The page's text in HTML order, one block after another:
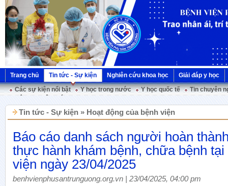
Trang chủ Tin tức - Sự kiện Nghiên cứu khoa học
Giải đáp y học
Các sự kiện nổi bật
Y học trong nước Y học quốc tế
Tin chuyên
Tin tức - Sự kiện » Hoạt động của bệnh viện
Báo cáo danh sách người hoàn
thực hành khám bệnh, chữa bệnh tại
viện ngày 23/04/2025
benhvienphusantrunguong.org.vn | 23/04/2025, 04:00 pm